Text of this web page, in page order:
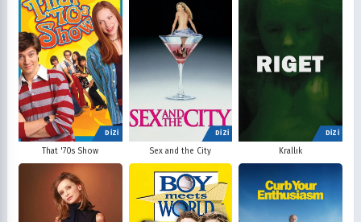
DİZİ
That '70s Show
DİZİ
Sex and the City
DİZİ
Krallık